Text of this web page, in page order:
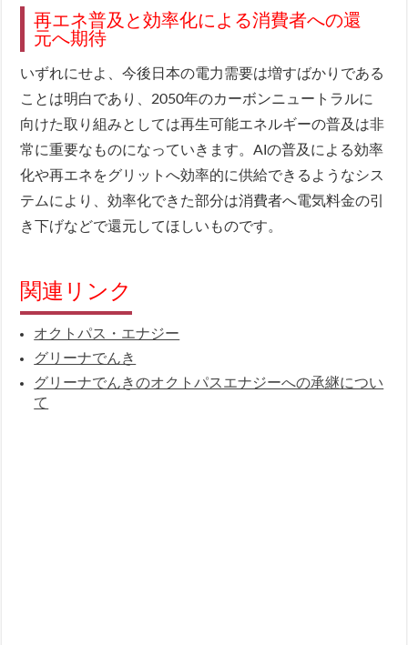
再エネ普及と効率化による消費者への還
元へ期待
いずれにせよ、今後日本の電力需要は増すばかりである
ことは明白であり、2050年のカーボンニュートラルに
向けた取り組みとしては再生可能エネルギーの普及は非
常に重要なものになっていきます。AIの普及による効率
化や再エネをグリットへ効率的に供給できるようなシス
テムにより、効率化できた部分は消費者へ電気料金の引
き下げなどで還元してほしいものです。
関連リンク
オクトパス・エナジー
グリーナでんき
グリーナでんきのオクトパスエナジーへの承継につい
て